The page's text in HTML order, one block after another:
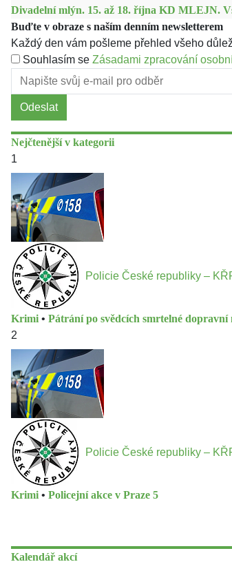
Divadelní mlýn. 15. až 18. října KD MLEJN.
Buďte v obraze s naším denním newsletterem
Každý den vám pošleme přehled všeho
Souhlasím se Zásadami zpracování
Odeslat
Nejčtenější v kategorii
1
Policie České republiky –
Krimi • Pátrání po svědcích smrtelné dopravní
2
Policie České republiky –
Krimi • Policejní akce v Praze 5
Kalendář akcí